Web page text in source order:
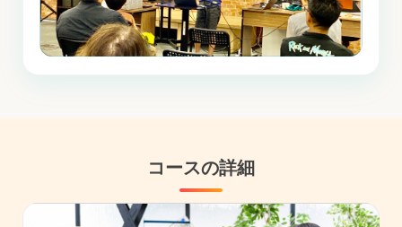
コースの詳細